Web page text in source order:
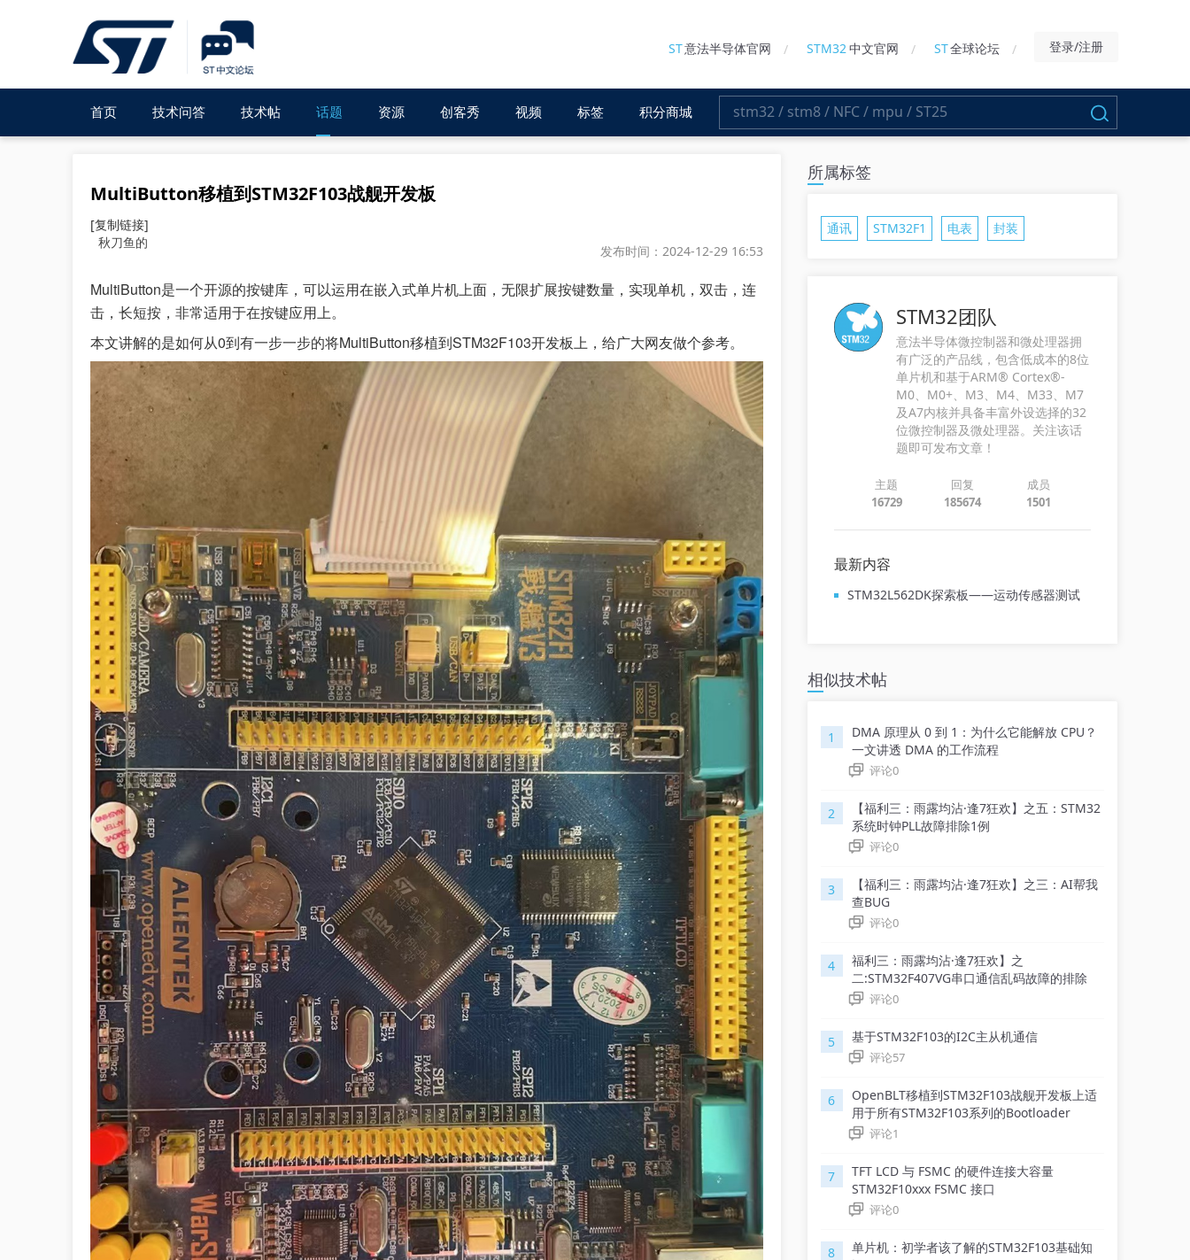
ST意法半导体官网 STM32中文官网 ST全球论坛 登录/注册
首页 技术问答 技术帖 话题 资源 创客秀 视频 标签 积分商城
MultiButton移植到STM32F103战舰开发板
[复制链接]
秋刀鱼的
发布时间：2024-12-29 16:53
MultiButton是一个开源的按键库，可以运用在嵌入式单片机上面，无限扩展按键数量，实现单机，双击，连
击，长短按，非常适用于在按键应用上。
本文讲解的是如何从0到有一步一步的将MultiButton移植到STM32F103开发板上，给广大网友做个参考。
所属标签
通讯 STM32F1 电表 封装
STM32团队
意法半导体微控制器和微处理器拥
有广泛的产品线，包含低成本的8位
单片机和基于ARM® Cortex®-
M0、M0+、M3、M4、M33、M7
及A7内核并具备丰富外设选择的32
位微控制器及微处理器。关注该话
题即可发布文章！
主题
16729
回复
185674
成员
1501
最新内容
STM32L562DK探索板——运动传感器测试
相似技术帖
1
DMA 原理从 0 到 1：为什么它能解放 CPU？
一文讲透 DMA 的工作流程
评论0
2
【福利三：雨露均沾·逢7狂欢】之五：STM32
系统时钟PLL故障排除1例
评论0
3
【福利三：雨露均沾·逢7狂欢】之三：AI帮我
查BUG
评论0
4
福利三：雨露均沾·逢7狂欢】之
二:STM32F407VG串口通信乱码故障的排除
评论0
5 基于STM32F103的I2C主从机通信
评论57
6
OpenBLT移植到STM32F103战舰开发板上适
用于所有STM32F103系列的Bootloader
评论1
7
TFT LCD 与 FSMC 的硬件连接大容量
STM32F10xxx FSMC 接口
评论0
8
单片机：初学者该了解的STM32F103基础知